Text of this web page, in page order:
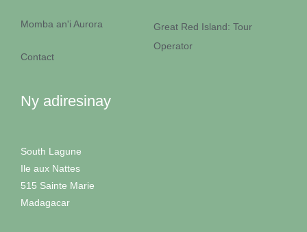
Momba an'i Aurora
Contact
Great Red Island: Tour
Operator
Ny adiresinay
South Lagune
Ile aux Nattes
515 Sainte Marie
Madagacar